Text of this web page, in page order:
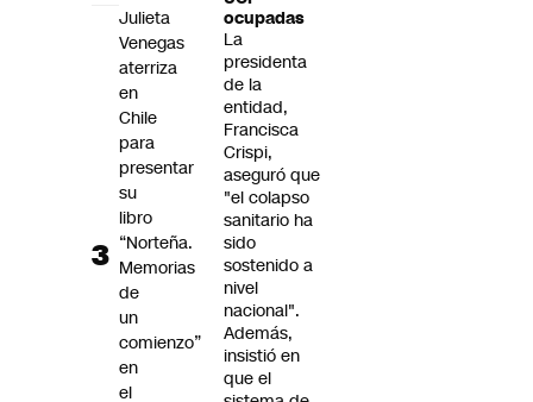
ocupadas
La
presidenta
de la
entidad,
Francisca
Crispi,
aseguró que
"el colapso
sanitario ha
sido
sostenido a
nivel
nacional".
Además,
insistió en
que el
Julieta
Venegas
aterriza
en
Chile
para
presentar
su
libro
“Norteña.
Memorias
de
un
comienzo”
en
el